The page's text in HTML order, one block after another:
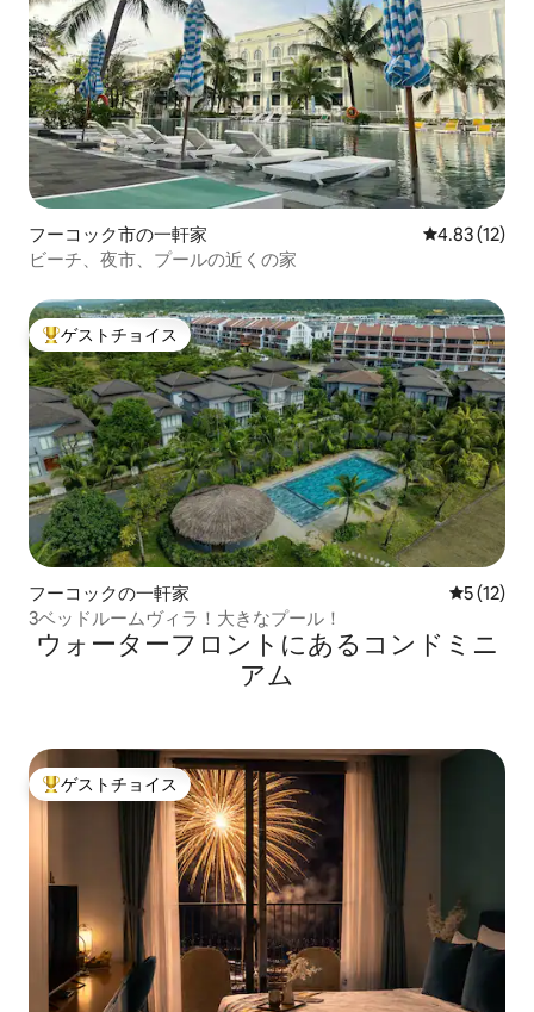
フーコック市の一軒家 レビュー12
4.83 (12)
ビーチ、夜市、プールの近くの家
大好評のゲストチョイスです。
ゲストチョイス
フーコックの一軒家 レビュー
5 (12)
3ベッドルームヴィラ！大きなプール！
ウォーターフロントにあるコンドミニ
アム
大好評のゲストチョイスです。
ゲストチョイス